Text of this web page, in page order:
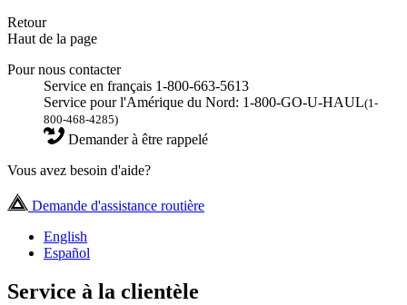
Retour
Haut de la page
Pour nous contacter
Service en français 1-800-663-5613
Service pour l'Amérique du Nord: 1-800-GO-U-HAUL(1-
800-468-4285)
Demander à être rappelé
Vous avez besoin d'aide?
Demande d'assistance routière
English
Español
Service à la clientèle